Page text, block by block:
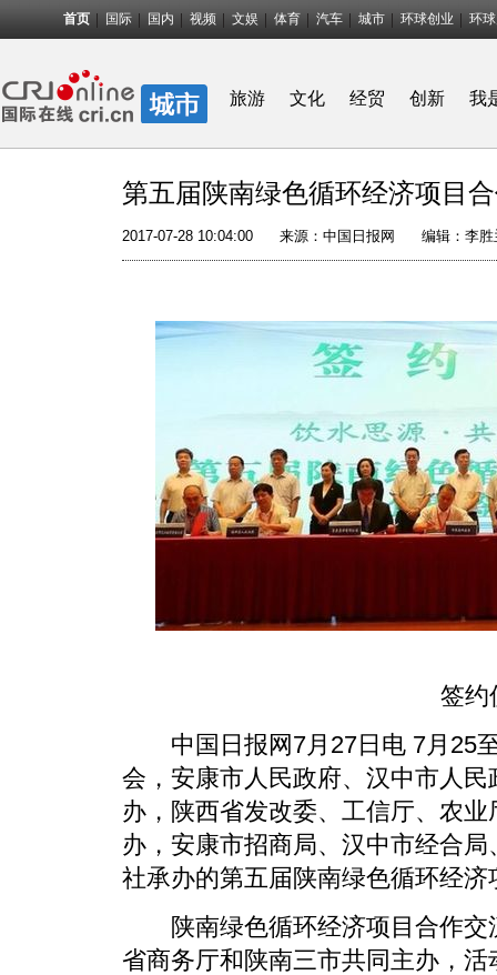
首页 国际 国内 视频 文娱 体育 汽车 城市 环球创业 环
旅游 文化 经贸 创新 我
第五届陕南绿色循环经济项目
2017-07-28 10:04:00 来源： 中国日报网 编辑：李胜
签约
中国日报网7月27日电 7月25
会，安康市人民政府、汉中市人
办，陕西省发改委、工信厅、农
办，安康市招商局、汉中市经合
社承办的第五届陕南绿色循环经
陕南绿色循环经济项目合作交
省商务厅和陕南三市共同主办，